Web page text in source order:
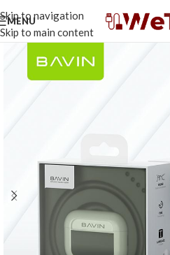
Skip to navigation
Skip to main content
MENU